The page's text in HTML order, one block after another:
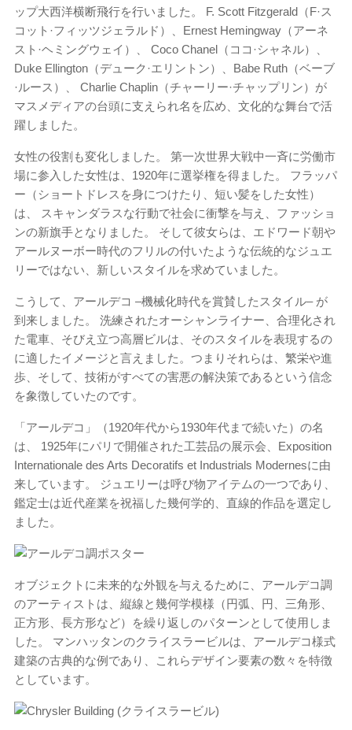
ップ大西洋横断飛行を行いました。 F. Scott Fitzgerald（F·ス
コット·フィッツジェラルド）、Ernest Hemingway（アーネ
スト·ヘミングウェイ）、 Coco Chanel（ココ·シャネル）、
Duke Ellington（デューク·エリントン）、Babe Ruth（ベーブ
·ルース）、 Charlie Chaplin（チャーリー·チャップリン）が
マスメディアの台頭に支えられ名を広め、文化的な舞台で活
躍しました。
女性の役割も変化しました。 第一次世界大戦中一斉に労働市
場に参入した女性は、1920年に選挙権を得ました。 フラッパ
ー（ショートドレスを身につけたり、短い髪をした女性）
は、 スキャンダラスな行動で社会に衝撃を与え、ファッショ
ンの新旗手となりました。 そして彼女らは、エドワード朝や
アールヌーボー時代のフリルの付いたような伝統的なジュエ
リーではない、新しいスタイルを求めていました。
こうして、アールデコ –機械化時代を賞賛したスタイル– が
到来しました。 洗練されたオーシャンライナー、合理化され
た電車、そびえ立つ高層ビルは、そのスタイルを表現するの
に適したイメージと言えました。つまりそれらは、繁栄や進
歩、そして、技術がすべての害悪の解決策であるという信念
を象徴していたのです。
「アールデコ」（1920年代から1930年代まで続いた）の名
は、 1925年にパリで開催された工芸品の展示会、Exposition
Internationale des Arts Decoratifs et Industrials Modernesに由
来しています。 ジュエリーは呼び物アイテムの一つであり、
鑑定士は近代産業を祝福した幾何学的、直線的作品を選定し
ました。
オブジェクトに未来的な外観を与えるために、アールデコ調
のアーティストは、縦線と幾何学模様（円弧、円、三角形、
正方形、長方形など）を繰り返しのパターンとして使用しま
した。 マンハッタンのクライスラービルは、アールデコ様式
建築の古典的な例であり、これらデザイン要素の数々を特徴
としています。